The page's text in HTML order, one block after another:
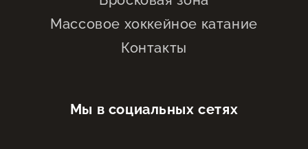
Мы в социальных сетях
Массовое хоккейное катание
Контакты